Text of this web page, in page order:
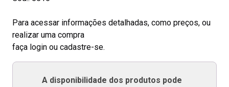
Para acessar informações detalhadas, como preços, ou
realizar uma compra
faça login ou cadastre-se.
A disponibilidade dos produtos pode